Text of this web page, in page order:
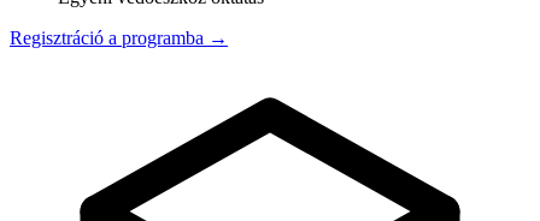
Regisztráció a programba →